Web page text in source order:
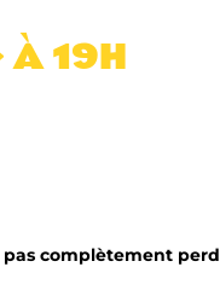
À 19H
pas complètement